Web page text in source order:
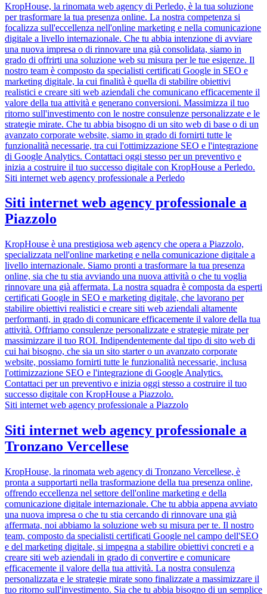
KropHouse, la rinomata web agency di Perledo, è la tua soluzione
per trasformare la tua presenza online. La nostra competenza si
focalizza sull'eccellenza nell'online marketing e nella comunicazione
digitale a livello internazionale. Che tu abbia intenzione di avviare
una nuova impresa o di rinnovare una già consolidata, siamo in
grado di offrirti una soluzione web su misura per le tue esigenze. Il
nostro team è composto da specialisti certificati Google in SEO e
marketing digitale, la cui finalità è quella di stabilire obiettivi
realistici e creare siti web aziendali che comunicano efficacemente il
valore della tua attività e generano conversioni. Massimizza il tuo
ritorno sull'investimento con le nostre consulenze personalizzate e le
strategie mirate. Che tu abbia bisogno di un sito web di base o di un
avanzato corporate website, siamo in grado di fornirti tutte le
funzionalità necessarie, tra cui l'ottimizzazione SEO e l'integrazione
di Google Analytics. Contattaci oggi stesso per un preventivo e
inizia a costruire il tuo successo digitale con KropHouse a Perledo.
Siti internet web agency professionale a Perledo
Siti internet web agency professionale a
Piazzolo
KropHouse è una prestigiosa web agency che opera a Piazzolo,
specializzata nell'online marketing e nella comunicazione digitale a
livello internazionale. Siamo pronti a trasformare la tua presenza
online, sia che tu stia avviando una nuova attività o che tu voglia
rinnovare una già affermata. La nostra squadra è composta da esperti
certificati Google in SEO e marketing digitale, che lavorano per
stabilire obiettivi realistici e creare siti web aziendali altamente
performanti, in grado di comunicare efficacemente il valore della tua
attività. Offriamo consulenze personalizzate e strategie mirate per
massimizzare il tuo ROI. Indipendentemente dal tipo di sito web di
cui hai bisogno, che sia un sito starter o un avanzato corporate
website, possiamo fornirti tutte le funzionalità necessarie, inclusa
l'ottimizzazione SEO e l'integrazione di Google Analytics.
Contattaci per un preventivo e inizia oggi stesso a costruire il tuo
successo digitale con KropHouse a Piazzolo.
Siti internet web agency professionale a Piazzolo
Siti internet web agency professionale a
Tronzano Vercellese
KropHouse, la rinomata web agency di Tronzano Vercellese, è
pronta a supportarti nella trasformazione della tua presenza online,
offrendo eccellenza nel settore dell'online marketing e della
comunicazione digitale internazionale. Che tu abbia appena avviato
una nuova impresa o che tu stia cercando di rinnovare una già
affermata, noi abbiamo la soluzione web su misura per te. Il nostro
team, composto da specialisti certificati Google nel campo dell'SEO
e del marketing digitale, si impegna a stabilire obiettivi concreti e a
creare siti web aziendali in grado di convertire e comunicare
efficacemente il valore della tua attività. La nostra consulenza
personalizzata e le strategie mirate sono finalizzate a massimizzare il
tuo ritorno sull'investimento. Sia che tu abbia bisogno di un semplice